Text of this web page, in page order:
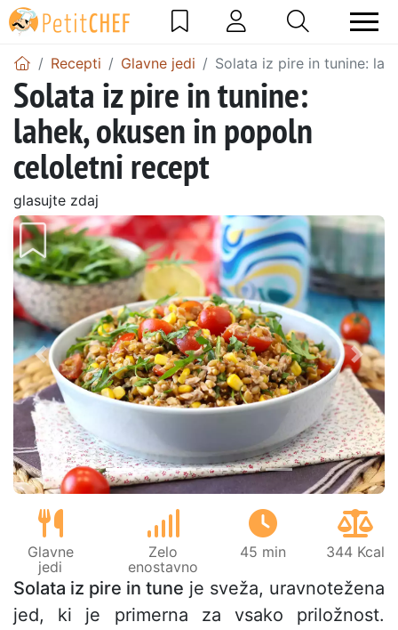
Recepti Glavne jedi Solata iz pire in tunine:
Solata iz pire in tunine:
lahek, okusen in popoln
celoletni recept
glasujte zdaj
Prejšnji
Glavne
jedi
Zelo
enostavno
45 min 344 Kcal
Solata iz pire in tune je sveža, uravnotežena
jed, ki je primerna za vsako priložnost.